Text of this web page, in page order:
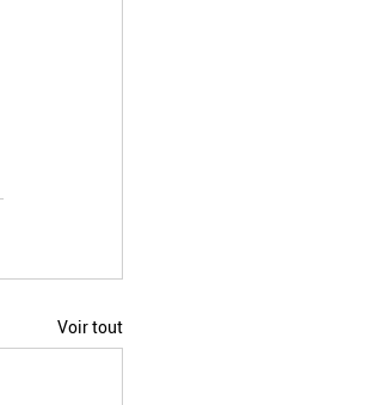
Voir tout